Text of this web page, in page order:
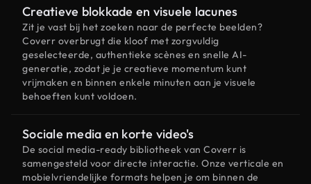
Creatieve blokkade en visuele lacunes
Zit je vast bij het zoeken naar de perfecte beelden?
Coverr overbrugt die kloof met zorgvuldig
geselecteerde, authentieke scènes en snelle AI-
generatie, zodat je je creatieve momentum kunt
vrijmaken en binnen enkele minuten aan je visuele
behoeften kunt voldoen.
Sociale media en korte video's
De social media-ready bibliotheek van Coverr is
samengesteld voor directe interactie. Onze verticale en
mobielvriendelijke formats helpen je om binnen de